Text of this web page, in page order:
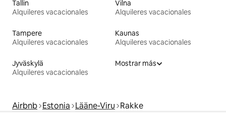
Tallin
Alquileres vacacionales
Vilna
Alquileres vacacionales
Tampere
Alquileres vacacionales
Kaunas
Alquileres vacacionales
Jyväskylä
Alquileres vacacionales
Mostrar más
Airbnb Estonia Lääne-Viru Rakke